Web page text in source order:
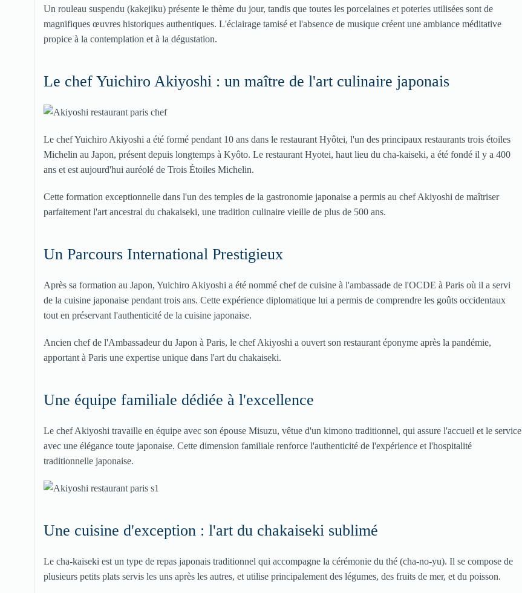
Un rouleau suspendu (kakejiku) présente le thème du jour, tandis que toutes les porcelaines et poteries utilisées sont de
magnifiques œuvres historiques authentiques. L'éclairage tamisé et l'absence de musique créent une ambiance méditative
propice à la contemplation et à la dégustation.
Le chef Yuichiro Akiyoshi : un maître de l'art culinaire japonais
Le chef Yuichiro Akiyoshi a été formé pendant 10 ans dans le restaurant Hyôtei, l'un des principaux restaurants trois étoiles
Michelin au Japon, présent depuis longtemps à Kyôto. Le restaurant Hyotei, haut lieu du cha-kaiseki, a été fondé il y a 400
ans et est aujourd'hui auréolé de Trois Étoiles Michelin.
Cette formation exceptionnelle dans l'un des temples de la gastronomie japonaise a permis au chef Akiyoshi de maîtriser
parfaitement l'art ancestral du chakaiseki, une tradition culinaire vieille de plus de 500 ans.
Un Parcours International Prestigieux
Après sa formation au Japon, Yuichiro Akiyoshi a été nommé chef de cuisine à l'ambassade de l'OCDE à Paris où il a servi
de la cuisine japonaise pendant trois ans. Cette expérience diplomatique lui a permis de comprendre les goûts occidentaux
tout en préservant l'authenticité de la cuisine japonaise.
Ancien chef de l'Ambassadeur du Japon à Paris, le chef Akiyoshi a ouvert son restaurant éponyme après la pandémie,
apportant à Paris une expertise unique dans l'art du chakaiseki.
Une équipe familiale dédiée à l'excellence
Le chef Akiyoshi travaille en équipe avec son épouse Misuzu, vêtue d'un kimono traditionnel, qui assure l'accueil et le service
avec une élégance toute japonaise. Cette dimension familiale renforce l'authenticité de l'expérience et l'hospitalité
traditionnelle japonaise.
Une cuisine d'exception : l'art du chakaiseki sublimé
Le cha-kaiseki est un type de repas japonais traditionnel qui accompagne la cérémonie du thé (cha-no-yu). Il se compose de
plusieurs petits plats servis les uns après les autres, et utilise principalement des légumes, des fruits de mer, et du poisson.